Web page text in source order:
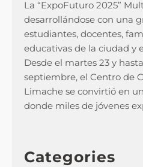
La “ExpoFuturo 2025”
desarrollándose con una
estudiantes, docentes,
educativas de la ciudad y
Desde el martes 23 y
septiembre, el Centro de
Limache se convirtió en
donde miles de jóvenes
Categories